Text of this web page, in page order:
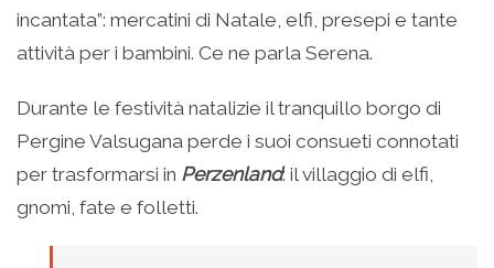
una
nuova
finestra)
in
una
nuova
finestra)
in
una
nuova
finestra)
in
una
finestra)
nuova
finestra)
incantata”: mercatini di Natale, elfi, presepi e tante
attività per i bambini. Ce ne parla Serena.
Durante le festività natalizie il tranquillo borgo di
Pergine Valsugana perde i suoi consueti connotati
per trasformarsi in Perzenland: il villaggio di elfi,
gnomi, fate e folletti.